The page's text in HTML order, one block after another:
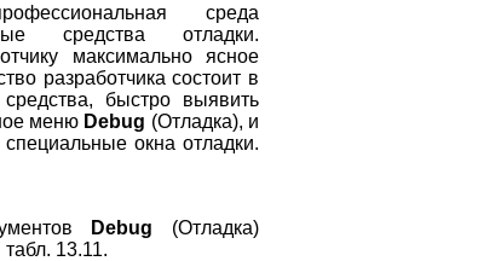
среда
средства отладки.
максимально ясное
разработчика состоит в
быстро выявить
меню Debug (Отладка), и
окна отладки.
Debug (Отладка)
13.11.